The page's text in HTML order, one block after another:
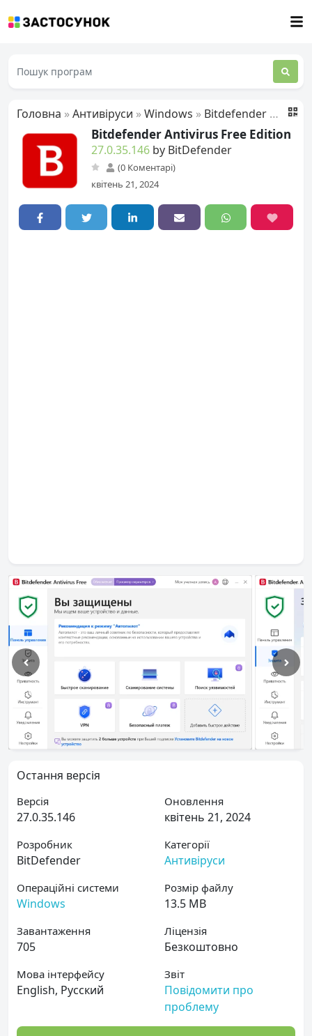
Головна »Антивіруси »Windows » Bitdefender Antivirus Free Edition
Bitdefender Antivirus Free Edition
27.0.35.146 by BitDefender
(0 Коментарі)
квітень 21, 2024
Остання версія
Версія
27.0.35.146
Оновлення
квітень 21, 2024
Розробник
BitDefender
Категорії
Антивіруси
Операційні системи
Windows
Розмір файлу
13.5 MB
Завантаження
705
Ліцензія
Безкоштовно
Мова інтерфейсу
English, Русский
Звіт
Повідомити про
проблему